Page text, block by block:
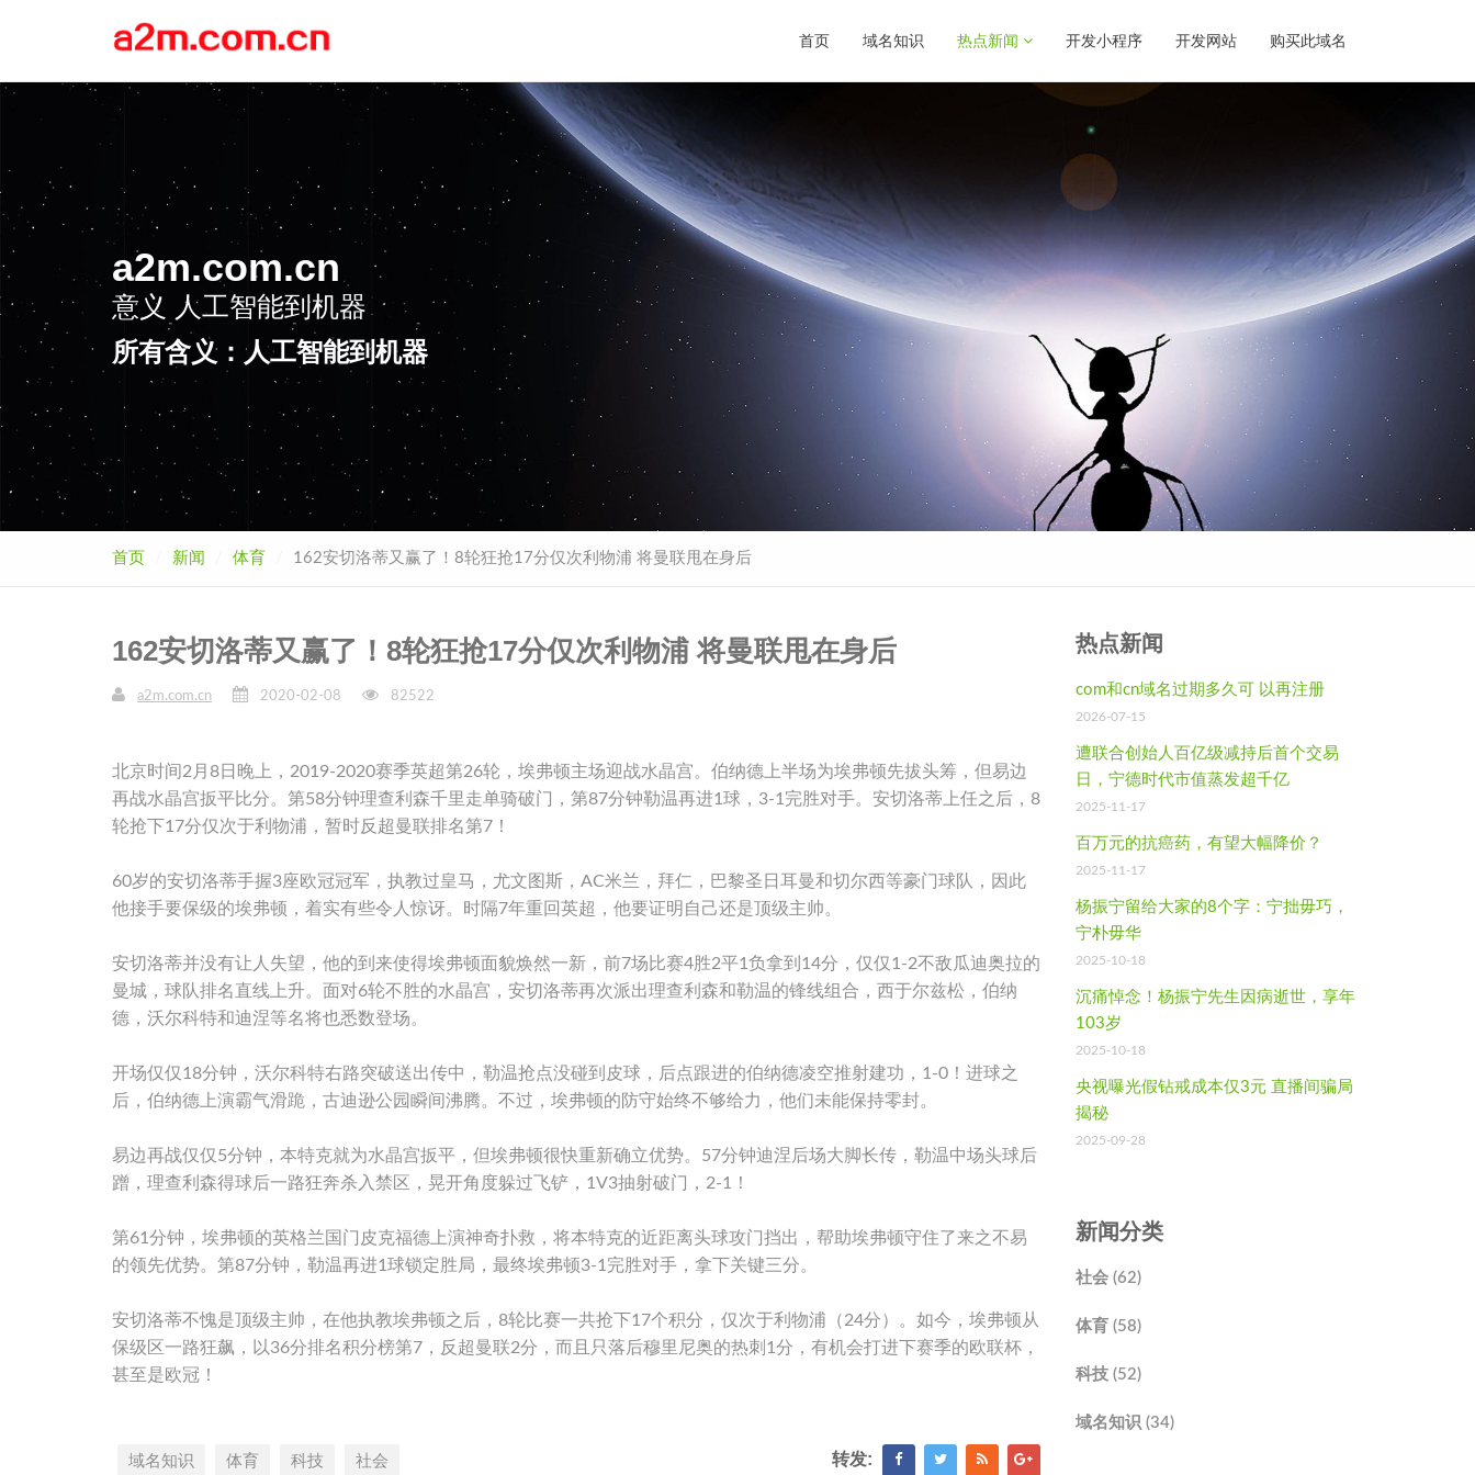
首页 域名知识 热点新闻 开发小程序 开发网站 购买此域名
a2m.com.cn
意义 人工智能到机器
所有含义：人工智能到机器
首页 新闻 体育 162安切洛蒂又赢了！8轮狂抢17分仅次利物浦 将曼联甩在身后
162安切洛蒂又赢了！8轮狂抢17分仅次利物浦 将曼联甩在身后
a2m.com.cn 2020-02-08 82522
北京时间2月8日晚上，2019-2020赛季英超第26轮，埃弗顿主场迎战水晶宫。伯纳德上半场为埃弗顿先拔头筹，但易边
再战水晶宫扳平比分。第58分钟理查利森千里走单骑破门，第87分钟勒温再进1球，3-1完胜对手。安切洛蒂上任之后，8
轮抢下17分仅次于利物浦，暂时反超曼联排名第7！
60岁的安切洛蒂手握3座欧冠冠军，执教过皇马，尤文图斯，AC米兰，拜仁，巴黎圣日耳曼和切尔西等豪门球队，因此
他接手要保级的埃弗顿，着实有些令人惊讶。时隔7年重回英超，他要证明自己还是顶级主帅。
安切洛蒂并没有让人失望，他的到来使得埃弗顿面貌焕然一新，前7场比赛4胜2平1负拿到14分，仅仅1-2不敌瓜迪奥拉的
曼城，球队排名直线上升。面对6轮不胜的水晶宫，安切洛蒂再次派出理查利森和勒温的锋线组合，西于尔兹松，伯纳
德，沃尔科特和迪涅等名将也悉数登场。
开场仅仅18分钟，沃尔科特右路突破送出传中，勒温抢点没碰到皮球，后点跟进的伯纳德凌空推射建功，1-0！进球之
后，伯纳德上演霸气滑跪，古迪逊公园瞬间沸腾。不过，埃弗顿的防守始终不够给力，他们未能保持零封。
易边再战仅仅5分钟，本特克就为水晶宫扳平，但埃弗顿很快重新确立优势。57分钟迪涅后场大脚长传，勒温中场头球后
蹭，理查利森得球后一路狂奔杀入禁区，晃开角度躲过飞铲，1V3抽射破门，2-1！
第61分钟，埃弗顿的英格兰国门皮克福德上演神奇扑救，将本特克的近距离头球攻门挡出，帮助埃弗顿守住了来之不易
的领先优势。第87分钟，勒温再进1球锁定胜局，最终埃弗顿3-1完胜对手，拿下关键三分。
安切洛蒂不愧是顶级主帅，在他执教埃弗顿之后，8轮比赛一共抢下17个积分，仅次于利物浦（24分）。如今，埃弗顿从
保级区一路狂飙，以36分排名积分榜第7，反超曼联2分，而且只落后穆里尼奥的热刺1分，有机会打进下赛季的欧联杯，
甚至是欧冠！
域名知识 体育 科技 社会 转发:
热点新闻
com和cn域名过期多久可 以再注册
2026-07-15
遭联合创始人百亿级减持后首个交易
日，宁德时代市值蒸发超千亿
2025-11-17
百万元的抗癌药，有望大幅降价？
2025-11-17
杨振宁留给大家的8个字：宁拙毋巧，
宁朴毋华
2025-10-18
沉痛悼念！杨振宁先生因病逝世，享年
103岁
2025-10-18
央视曝光假钻戒成本仅3元 直播间骗局
揭秘
2025-09-28
新闻分类
社会 (62)
体育 (58)
科技 (52)
域名知识 (34)